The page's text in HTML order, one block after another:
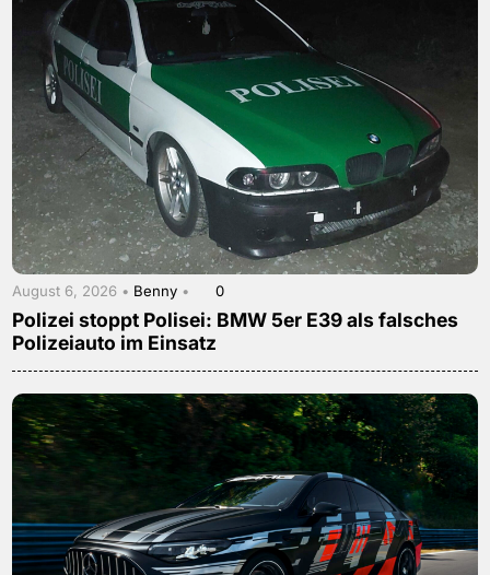
August 6, 2026 • Benny • 0
Polizei stoppt Polisei: BMW 5er E39 als falsches
Polizeiauto im Einsatz